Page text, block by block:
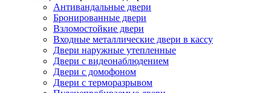
Антивандальные двери
Бронированные двери
Взломостойкие двери
Входные металлические двери в кассу
Двери наружные утепленные
Двери с видеонаблюдением
Двери с домофоном
Двери с терморазрывом